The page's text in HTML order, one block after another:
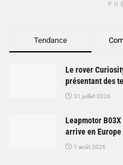
Tendance
Le rover
présentant des
31 juillet 2026
Leapmotor
arrive en Europe
1 août 2026